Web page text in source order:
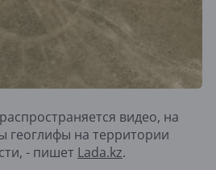
видео, на
геоглифы на территории
- пишет Lada.kz.